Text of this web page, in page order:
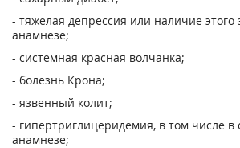
- тяжелая депрессия или наличие этого
анамнезе;
- системная красная волчанка;
- болезнь Крона;
- язвенный колит;
- гипертриглицеридемия, в том числе в
анамнезе;